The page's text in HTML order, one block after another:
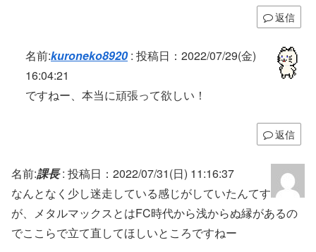
返信
名前:kuroneko8920: 投稿日：2022/07/29(金)
16:04:21
ですねー、本当に頑張って欲しい！
返信
名前:課長: 投稿日：2022/07/31(日) 11:16:37
なんとなく少し迷走している感じがしていたんてす
が、メタルマックスとはFC時代から浅からぬ縁があるの
でここらで立て直してほしいところですねー